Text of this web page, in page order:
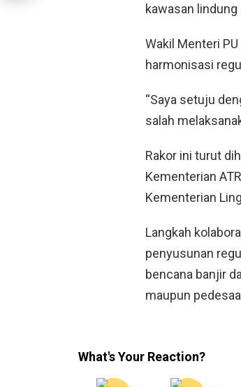
kawasan lindung
Wakil Menteri
harmonisasi
“Saya setuju
salah
Rakor ini turut
Kementerian
Kementerian
Langkah
penyusunan
bencana banjir
maupun
What's Your Reaction?